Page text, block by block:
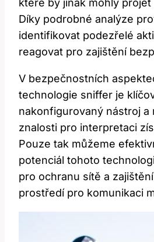
které by jinak mohly
Díky podrobné analýze
identifikovat podezřelé
reagovat pro zajištění
V bezpečnostních
technologie sniffer je
nakonfigurovaný nástroj a
znalosti pro interpretaci
Pouze tak můžeme
potenciál tohoto
pro ochranu sítě a
prostředí pro komunikaci